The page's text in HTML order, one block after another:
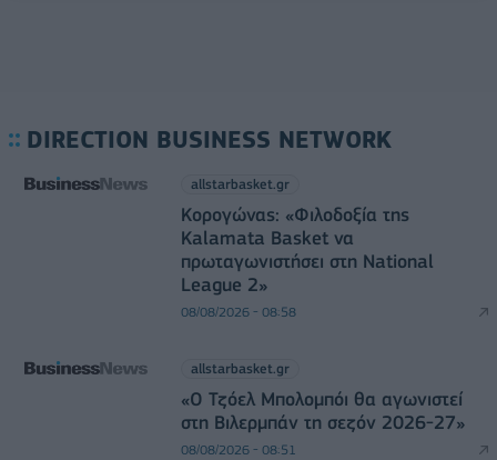
DIRECTION BUSINESS NETWORK
allstarbasket.gr
Κορογώνας: «Φιλοδοξία της
Kalamata Basket να
πρωταγωνιστήσει στη National
League 2»
08/08/2026 - 08:58
allstarbasket.gr
«Ο Τζόελ Μπολομπόι θα αγωνιστεί
στη Βιλερμπάν τη σεζόν 2026-27»
08/08/2026 - 08:51